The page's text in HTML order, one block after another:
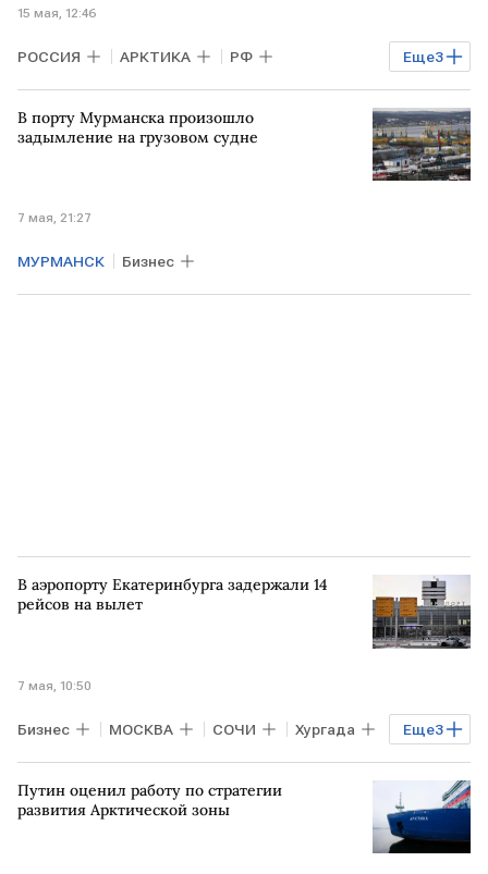
15 мая, 12:46
Еще3
РОССИЯ АРКТИКА РФ
Дальний Восток Николай Патрушев
ООН
В порту Мурманска произошло
задымление на грузовом судне
7 мая, 21:27
МУРМАНСК Бизнес
В аэропорту Екатеринбурга задержали 14
рейсов на вылет
7 мая, 10:50
Еще3
Бизнес МОСКВА СОЧИ Хургада
Росавиация Воздушный транспорт
ЕКАТЕРИНБУРГ
Путин оценил работу по стратегии
развития Арктической зоны